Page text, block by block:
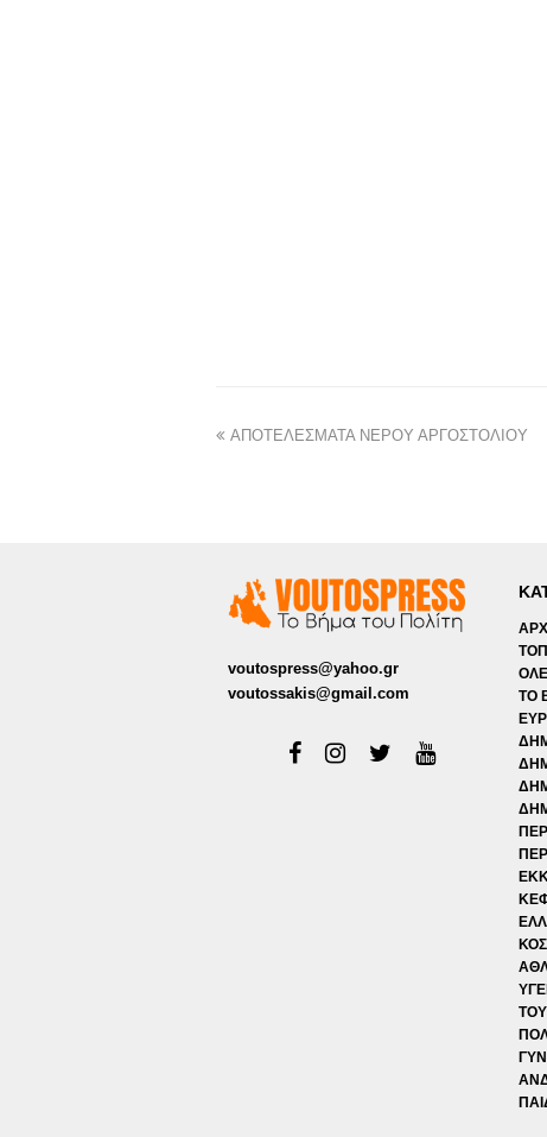
ΑΠΟΤΕΛΕΣΜΑΤΑ ΝΕΡΟΥ ΑΡΓΟΣΤΟΛΙΟΥ
voutospress@yahoo.gr
voutossakis@gmail.com
ΤΟ